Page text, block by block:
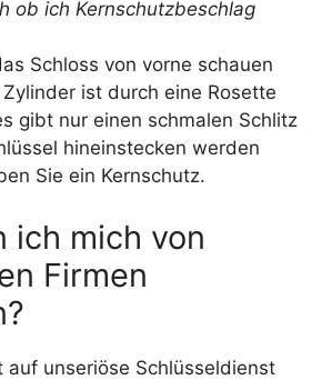
ob ich Kernschutzbeschlag
Schloss von vorne schauen
ist durch eine Rosette
gibt nur einen schmalen Schlitz
hineinstecken werden
Sie ein Kernschutz.
ich mich von
Firmen
auf unseriöse Schlüsseldienst